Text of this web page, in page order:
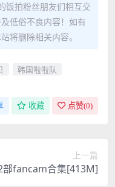
饭拍粉丝朋友们相互交
低俗不良内容！如有
将删除相关内容。
韩国啦啦队
收藏 点赞(0)
上一篇
部fancam合集[413M]